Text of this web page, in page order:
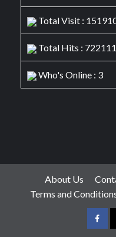
Total Visit :
Total Hits :
Who's Online : 3
About Us
Terms and